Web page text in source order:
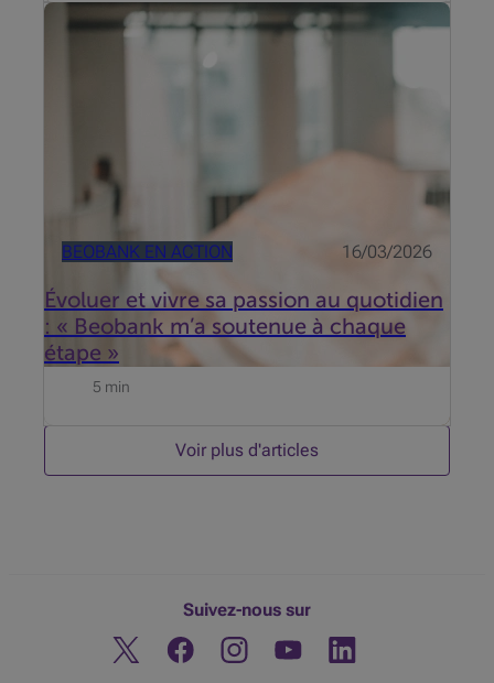
BEOBANK EN ACTION 16/03/2026
Évoluer et vivre sa passion au quotidien
: « Beobank m’a soutenue à chaque
étape »
Mariam dirige une équipe qui porte la satisfaction
client et la mobilité interne. Beobank l’a encouragé à
chaque étape de son évolution vers sa fonction de
5 min
Voir plus d'articles
Suivez-nous sur
Twitter FacebookInstagramDécouvrez notre chaine
Linkedin